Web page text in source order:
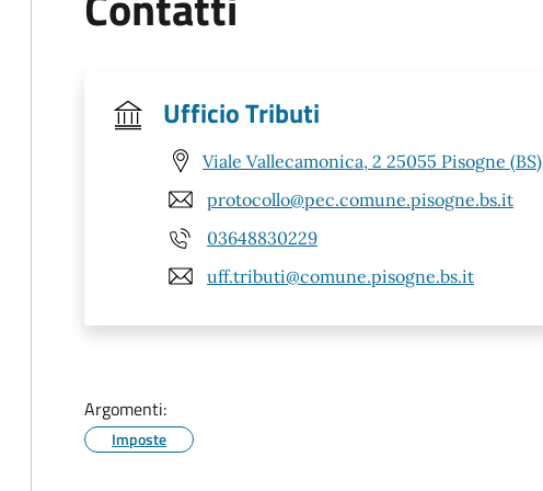
Ufficio Tributi
Viale Vallecamonica, 2 25055 Pisogne (BS)
protocollo@pec.comune.pisogne.bs.it
03648830229
uff.tributi@comune.pisogne.bs.it
Argomenti:
Imposte